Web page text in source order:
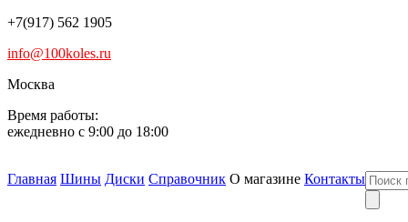
+7(917) 562 1905
info@100koles.ru
Москва
Время работы:
ежедневно с 9:00 до 18:00
Главная Шины Диски Справочник О магазине Контакты